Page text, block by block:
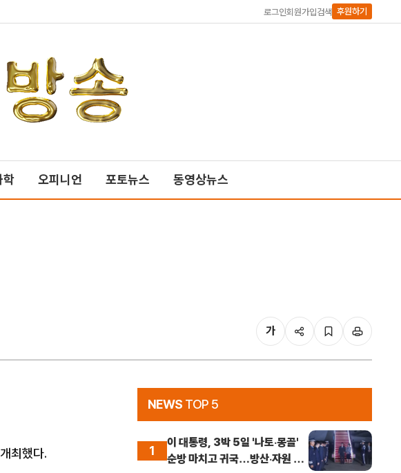
로그인회원가입검색 후원하기
학 오피니언 포토뉴스 동영상뉴스
가
최했다.
NEWS TOP 5
1
이 대통령, 3박 5일 '나토·몽골'
순방 마치고 귀국…방산·자원 외